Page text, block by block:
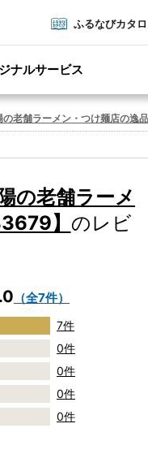
ふるなびカタ
ナルサービス
老舗ラーメン・つけ麺店の逸
の老舗ラーメ
】 のレビ
（全7件）
7件
0件
0件
0件
0件